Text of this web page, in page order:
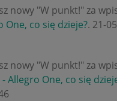
nowy "W punkt!" za
One, co się dzieje?. ‎21-
nowy "W punkt!" za
- Allegro One, co się